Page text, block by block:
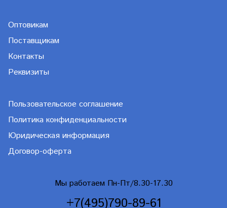
Оптовикам
Поставщикам
Контакты
Реквизиты
Пользовательское соглашение
Политика конфиденциальности
Юридическая информация
Договор-оферта
Мы работаем Пн-Пт/8.30-17.30
+7(495)790-89-61